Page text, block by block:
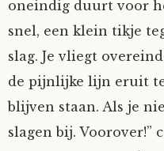
Sunniva
Switch
Tim-
oneindig duurt voor
snel, een klein tikje
slag. Je vliegt
de pijnlijke lijn eruit
blijven staan. Als je
slagen bij. Voorover!”